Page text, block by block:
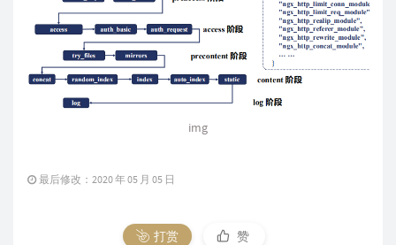
img
最后修改：2020 年 05 月 05 日
打赏 赞